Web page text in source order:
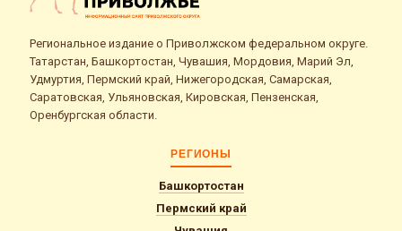
Региональное издание о Приволжском федеральном округе.
Татарстан, Башкортостан, Чувашия, Мордовия, Марий Эл,
Удмуртия, Пермский край, Нижегородская, Самарская,
Саратовская, Ульяновская, Кировская, Пензенская,
Оренбургская области.
РЕГИОНЫ
Башкортостан
Пермский край